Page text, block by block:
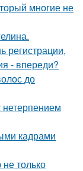
многие не
регистрации,
- впереди?
до
кадрами
только